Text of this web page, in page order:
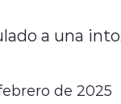
a una
de 2025